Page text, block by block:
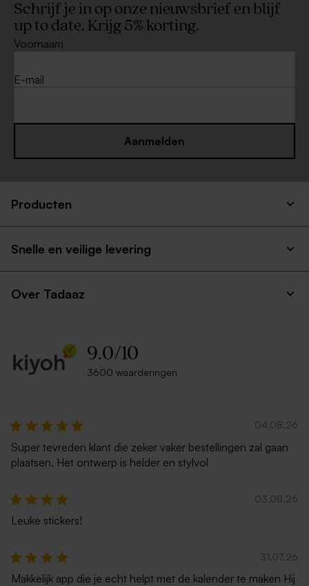
Schrijf je in op onze nieuwsbrief en blijf
up to date. Krijg 5% korting.
Voornaam
E-mail
Aanmelden
Producten
Snelle en veilige levering
Over Tadaaz
9.0/10
3600 waarderingen
04.08.26
Super tevreden klant die zeker vaker bestellingen zal gaan
plaatsen. Het ontwerp is helder en stylvol
03.08.26
Leuke stickers!
31.07.26
Makkelijk app die je echt helpt met de kalender te maken Hij